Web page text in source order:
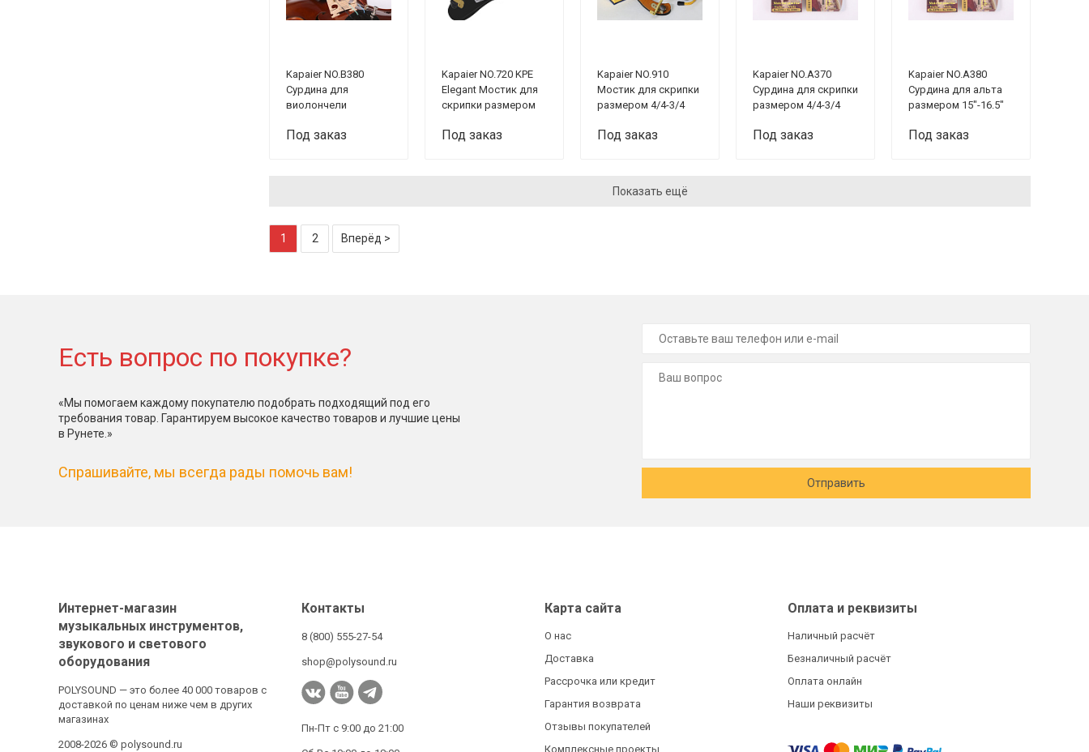
Kapaier NO.B380
Сурдина для
виолончели
Под заказ
Kapaier NO.720 KPE
Elegant Мостик для
скрипки размером
Под заказ
Kapaier NO.910
Мостик для скрипки
размером 4/4-3/4
Под заказ
Kapaier NO.A370
Сурдина для скрипки
размером 4/4-3/4
Под заказ
Kapaier NO.A380
Сурдина для альта
размером 15"-16.5"
Под заказ
Показать ещё
1 2 Вперёд >
Есть вопрос по покупке?
«Мы помогаем каждому покупателю подобрать подходящий под его
требования товар. Гарантируем высокое качество товаров и лучшие цены
в Рунете.»
Спрашивайте, мы всегда рады помочь вам!
Отправить
Интернет-магазин
музыкальных инструментов,
звукового и светового
оборудования
POLYSOUND — это более 40 000 товаров с
доставкой по ценам ниже чем в других
магазинах
2008-2026 © polysound.ru
Контакты
8 (800) 555-27-54
shop@polysound.ru
Пн-Пт с 9:00 до 21:00
Карта сайта
О нас
Доставка
Рассрочка или кредит
Гарантия возврата
Отзывы покупателей
Комплексные проекты
Оплата и реквизиты
Наличный расчёт
Безналичный расчёт
Оплата онлайн
Наши реквизиты